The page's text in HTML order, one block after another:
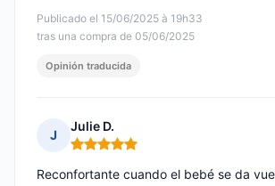
Publicado el 15/06/2025 à 19h33
tras una compra de 05/06/2025
Opinión traducida
J
Julie D.
Nota: 5 de 5
Reconfortante cuando el bebé se da